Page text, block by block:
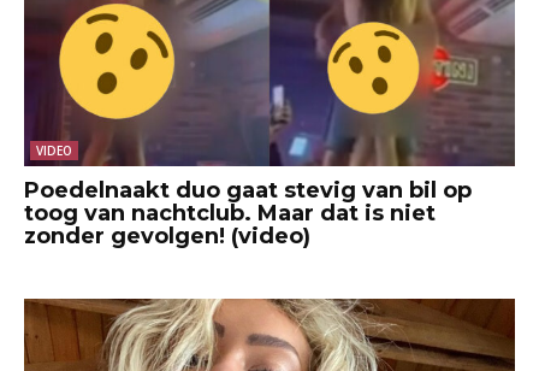
VIDEO
Poedelnaakt duo gaat stevig van bil op
toog van nachtclub. Maar dat is niet
zonder gevolgen! (video)